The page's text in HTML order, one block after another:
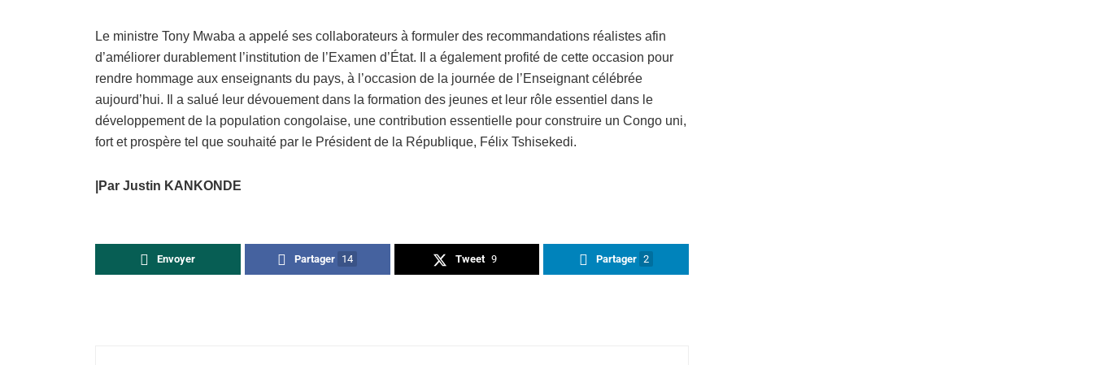
Le ministre Tony Mwaba a appelé ses collaborateurs à formuler des recommandations réalistes afin
d’améliorer durablement l’institution de l’Examen d’État. Il a également profité de cette occasion pour
rendre hommage aux enseignants du pays, à l’occasion de la journée de l’Enseignant célébrée
aujourd’hui. Il a salué leur dévouement dans la formation des jeunes et leur rôle essentiel dans le
développement de la population congolaise, une contribution essentielle pour construire un Congo uni,
fort et prospère tel que souhaité par le Président de la République, Félix Tshisekedi.
|Par Justin KANKONDE
Envoyer Partager 14 Tweet 9 Partager 2